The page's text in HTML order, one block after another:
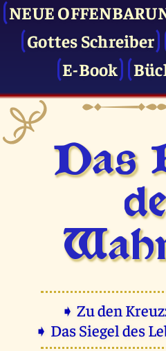
NEUE
Gottes Schreiber
E-Book
Das
➧ Zu den
➧ Das Siegel des